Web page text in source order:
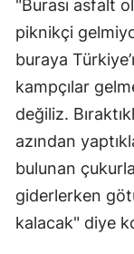
"Burası asfalt
piknikçi
buraya
kampçılar
değiliz.
azından
bulunan
giderlerken
kalacak" diye